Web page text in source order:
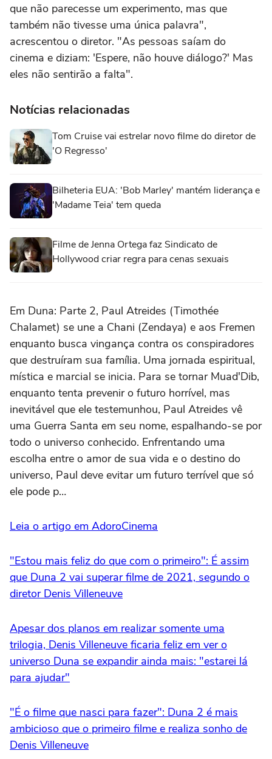
que não parecesse um experimento, mas que
também não tivesse uma única palavra",
acrescentou o diretor. "As pessoas saíam do
cinema e diziam: 'Espere, não houve diálogo?' Mas
eles não sentirão a falta".
Notícias relacionadas
Tom Cruise vai estrelar novo filme do diretor de
'O Regresso'
Bilheteria EUA: 'Bob Marley' mantém liderança e
'Madame Teia' tem queda
Filme de Jenna Ortega faz Sindicato de
Hollywood criar regra para cenas sexuais
Em Duna: Parte 2, Paul Atreides (Timothée
Chalamet) se une a Chani (Zendaya) e aos Fremen
enquanto busca vingança contra os conspiradores
que destruíram sua família. Uma jornada espiritual,
mística e marcial se inicia. Para se tornar Muad'Dib,
enquanto tenta prevenir o futuro horrível, mas
inevitável que ele testemunhou, Paul Atreides vê
uma Guerra Santa em seu nome, espalhando-se por
todo o universo conhecido. Enfrentando uma
escolha entre o amor de sua vida e o destino do
universo, Paul deve evitar um futuro terrível que só
ele pode p…
Leia o artigo em AdoroCinema
"Estou mais feliz do que com o primeiro": É assim
que Duna 2 vai superar filme de 2021, segundo o
diretor Denis Villeneuve
Apesar dos planos em realizar somente uma
trilogia, Denis Villeneuve ficaria feliz em ver o
universo Duna se expandir ainda mais: "estarei lá
para ajudar"
"É o filme que nasci para fazer": Duna 2 é mais
ambicioso que o primeiro filme e realiza sonho de
Denis Villeneuve